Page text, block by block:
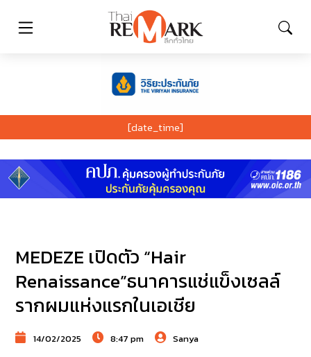
[date_time]
MEDEZE เปิดตัว “Hair
Renaissance”ธนาคารแช่แข็งเซลล์
รากผมแห่งแรกในเอเชีย
14/02/2025 8:47 pm Sanya